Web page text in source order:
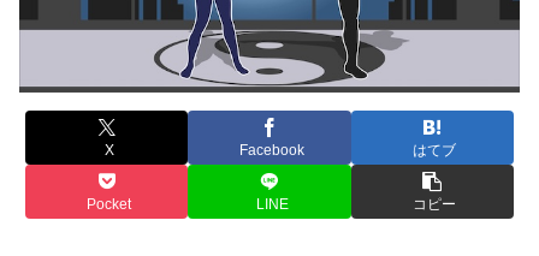
X Facebook はてブ
Pocket LINE コピー